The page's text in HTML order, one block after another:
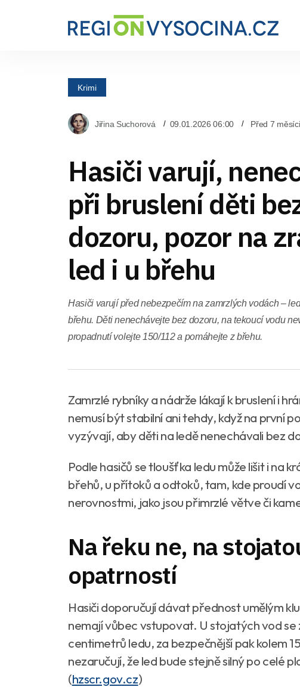
Krimi
Jiřina Suchorová 09.01.2026 06:00 Před 7 měsíci
Hasiči varují,
při bruslení děti
dozoru, pozor na
led i u břehu
Hasiči varují před nebezpečím na zamrzlých vodách –
břehu. Děti nenechávejte bez dozoru, na tekoucí vodu
propadnutí volejte 150/112 a pomáhejte z břehu.
Zamrzlé rybníky a nádrže lákají k bruslení i
nemusí být stabilní ani tehdy, když na první
vyzývají, aby děti na ledě nenechávali bez
Podle hasičů se tloušťka ledu může lišit i na
břehů, u přítoků a odtoků, tam, kde proudí
nerovnostmi, jako jsou přimrzlé větve či
Na řeku ne, na
opatrností
Hasiči doporučují dávat přednost umělým
nemají vůbec vstupovat. U stojatých vod se
centimetrů ledu, za bezpečnější pak kolem
nezaručují, že led bude stejně silný po celé
(hzscr.gov.cz)